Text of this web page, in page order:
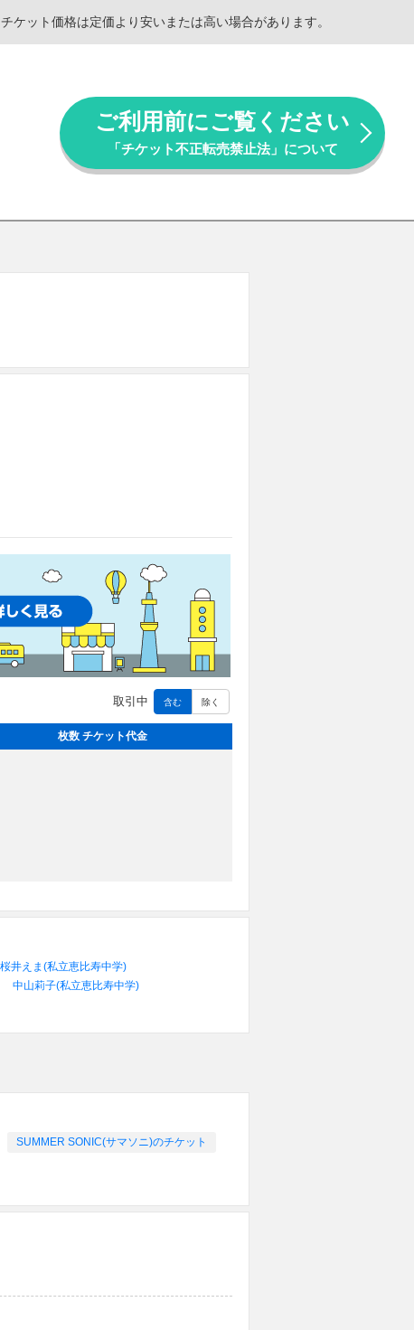
ット価格は定価より安いまたは高い場合があります。
ご利用前にご覧ください
「チケット不正転売禁止法」について
取引中 含む 除く
枚数 チケット代金
桜井えま(私立恵比寿中学)
中山莉子(私立恵比寿中学)
SUMMER SONIC(サマソニ)のチケット